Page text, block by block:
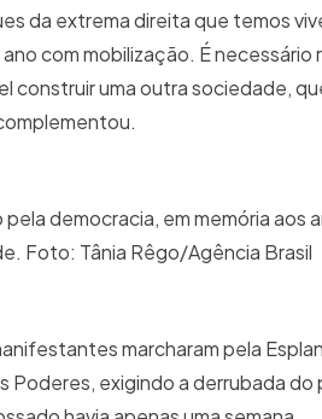
da extrema direita que temos
com mobilização. É
construir uma outra sociedade,
democracia, em memória aos
Foto: Tânia Rêgo/Agência Brasil
marcharam pela
Poderes, exigindo a derrubada